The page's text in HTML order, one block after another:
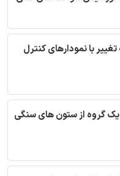
با نمودارهای کنترل
یک گروه از ستون های سنگی